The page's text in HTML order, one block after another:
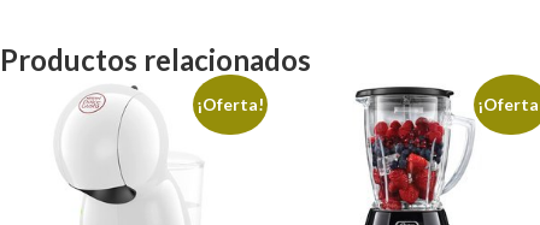
Productos relacionados
¡Oferta!